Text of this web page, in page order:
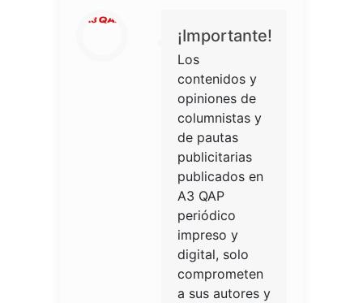
¡Importante!
Los
contenidos y
opiniones de
columnistas y
de pautas
publicitarias
publicados en
A3 QAP
periódico
impreso y
digital, solo
comprometen
a sus autores y